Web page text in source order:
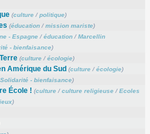
(culture/politique)
(éducation/mission mariste)
- Espagne/éducation/Marcellin
- bienfaisance)
(culture/écologie)
Amérique du Sud (culture/écologie)
Solidarité - bienfaisance)
École ! (culture/culture religieuse/Ecoles
)